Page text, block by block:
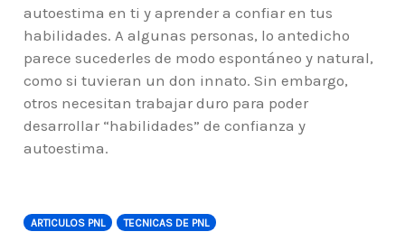
autoestima en ti y aprender a confiar en tus
habilidades. A algunas personas, lo antedicho
parece sucederles de modo espontáneo y natural,
como si tuvieran un don innato. Sin embargo,
otros necesitan trabajar duro para poder
desarrollar “habilidades” de confianza y
autoestima.
ARTICULOS PNL TECNICAS DE PNL